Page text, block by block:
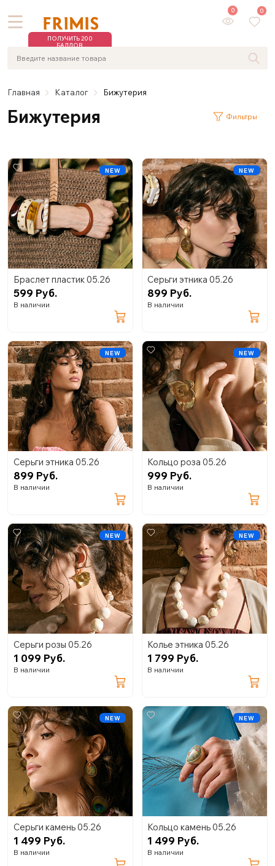
ПОЛУЧИТЬ 200
БАЛЛОВ
0 0
Главная Каталог Бижутерия
Бижутерия Фильтры
NEW
Браслет пластик 05.26
599 Руб.
В наличии
NEW
Серьги этника 05.26
899 Руб.
В наличии
NEW
Серьги этника 05.26
899 Руб.
В наличии
NEW
Кольцо роза 05.26
999 Руб.
В наличии
NEW
Серьги розы 05.26
1 099 Руб.
В наличии
NEW
Колье этника 05.26
1 799 Руб.
В наличии
NEW
Серьги камень 05.26
1 499 Руб.
В наличии
NEW
Кольцо камень 05.26
1 499 Руб.
В наличии